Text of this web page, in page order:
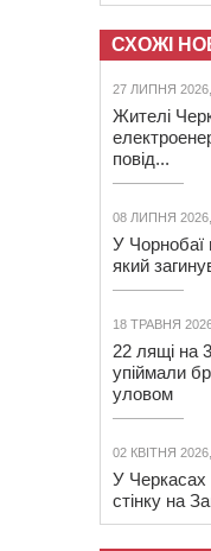
СХОЖІ
27 ЛИПНЯ
Жителі
повід...
08 ЛИПНЯ
У Чорнобаї
який
18 ТРАВНЯ
22 лящі на
упіймали
уловом
02 КВІТНЯ
У Черкасах
стінку на